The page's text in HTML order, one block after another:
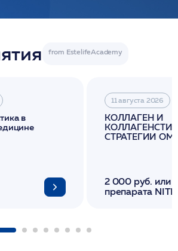
в
11 августа 2026
КОЛЛАГЕН И
СТРАТЕГИИ
2 000 руб. или
препарата